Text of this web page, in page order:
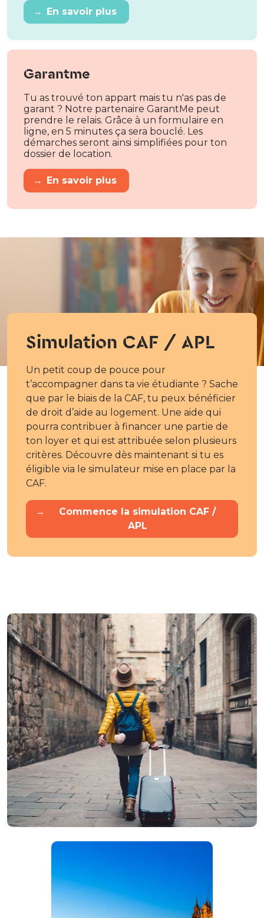
→ En savoir plus
Garantme
Tu as trouvé ton appart mais tu n'as pas de
garant ? Notre partenaire GarantMe peut
prendre le relais. Grâce à un formulaire en
ligne, en 5 minutes ça sera bouclé. Les
démarches seront ainsi simplifiées pour ton
dossier de location.
→ En savoir plus
Simulation CAF / APL
Un petit coup de pouce pour
t’accompagner dans ta vie étudiante ? Sache
que par le biais de la CAF, tu peux bénéficier
de droit d’aide au logement. Une aide qui
pourra contribuer à financer une partie de
ton loyer et qui est attribuée selon plusieurs
critères. Découvre dès maintenant si tu es
éligible via le simulateur mise en place par la
CAF.
→
Commence la simulation CAF /
APL